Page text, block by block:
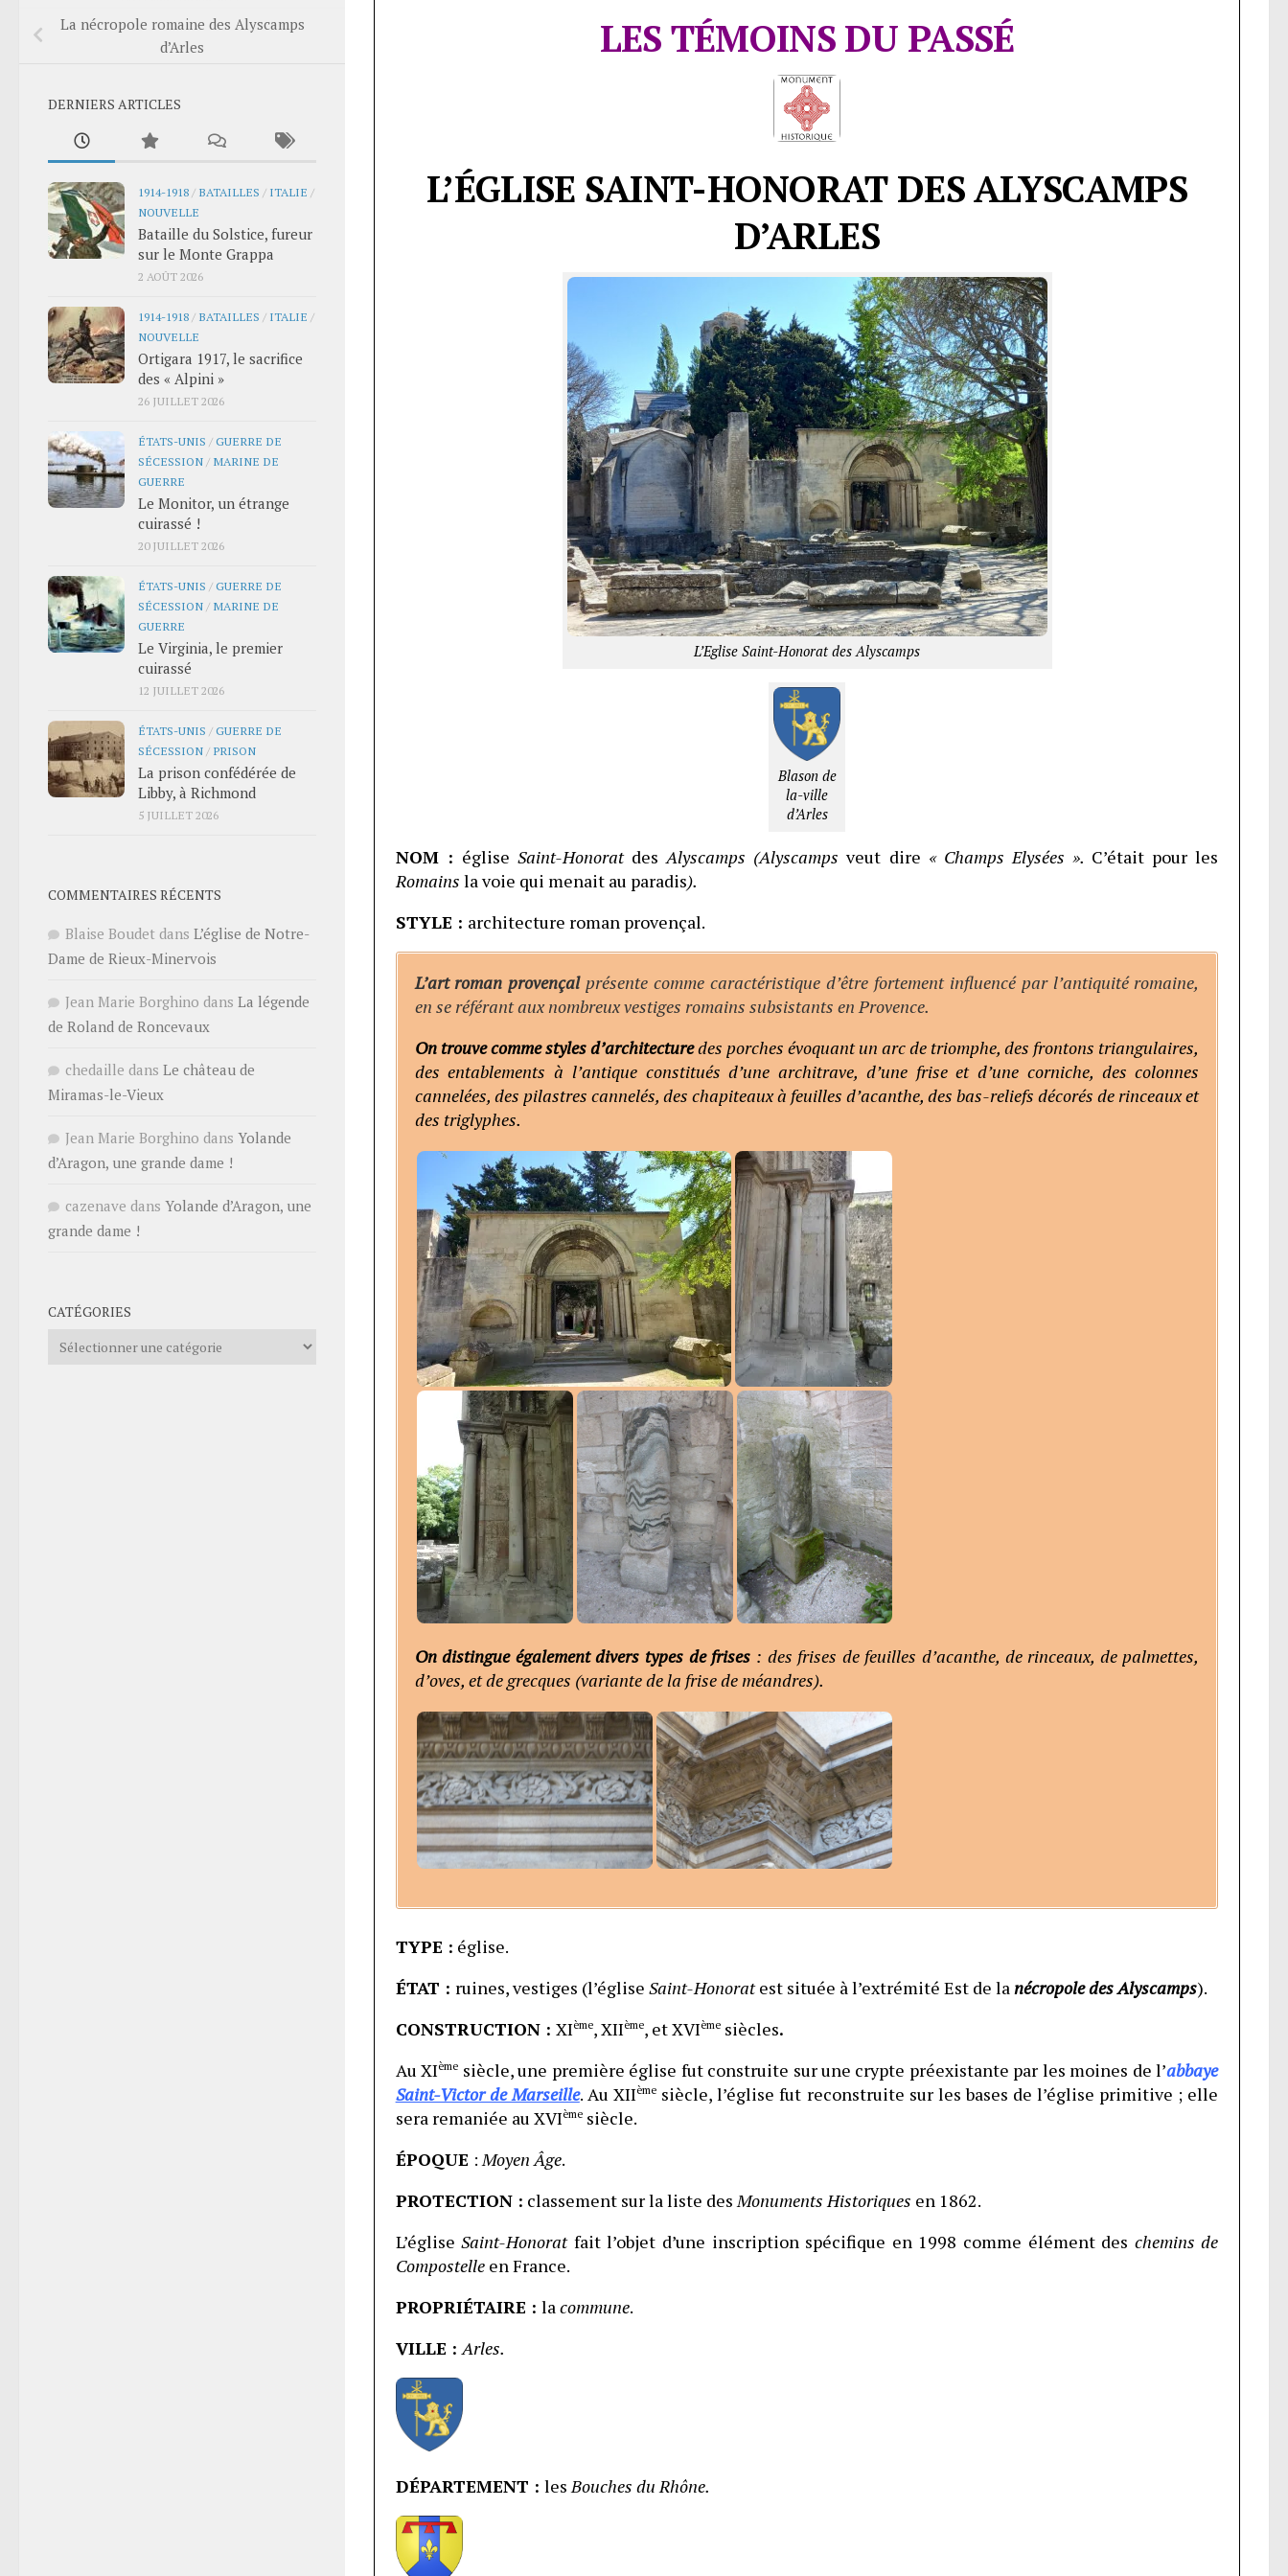
LES TÉMOINS DU PASSÉ
L’ÉGLISE SAINT-HONORAT DES ALYSCAMPS
D’ARLES
L’Eglise Saint-Honorat des Alyscamps
Blason de
la-ville
d’Arles
NOM : église Saint-Honorat desAlyscamps (Alyscamps veut dire « Champs Elysées ». C’était pour les
Romains la voie qui menait au paradis).
STYLE : architecture roman provençal.
L’art roman provençalprésente comme caractéristique d’être fortement influencé par l’antiquité romaine,
en se référant aux nombreux vestiges romains subsistants en Provence.
On trouve comme styles d’architecturedes porches évoquant un arc de triomphe, des frontons triangulaires,
des entablements à l’antique constitués d’une architrave, d’une frise et d’une corniche, des colonnes
cannelées, des pilastres cannelés, des chapiteaux à feuilles d’acanthe, des bas-reliefs décorés de rinceaux et
des triglyphes.
On distingue également divers types de frises : des frises de feuilles d’acanthe, de rinceaux, de palmettes,
d’oves, et de grecques (variante de la frise de méandres).
TYPE : église.
ÉTAT : ruines, vestiges (l’église Saint-Honoratest située à l’extrémité Est de lanécropole des Alyscamps).
CONSTRUCTION : XIème, XIIème, et XVIèmesiècles.
Au XIème siècle, une première église fut construite sur une crypte préexistante par les moines de l’abbaye
Saint-Victor de Marseille. Au XIIème siècle, l’église fut reconstruite sur les bases de l’église primitive ; elle
sera remaniée au XVIèmesiècle.
ÉPOQUE :Moyen Âge.
PROTECTION : classement sur la liste desMonuments Historiques en 1862.
L’égliseSaint-Honoratfait l’objet d’une inscription spécifique en 1998 comme élément des chemins de
Compostelleen France.
PROPRIÉTAIRE : lacommune.
VILLE :Arles.
DÉPARTEMENT : lesBouches du Rhône.
La nécropole romaine des Alyscamps
d’Arles
DERNIERS ARTICLES
1914-1918 / BATAILLES / ITALIE /
NOUVELLE
Bataille du Solstice, fureur
sur le Monte Grappa
2 AOÛT 2026
1914-1918 / BATAILLES / ITALIE /
NOUVELLE
Ortigara 1917, le sacrifice
des « Alpini »
26 JUILLET 2026
ÉTATS-UNIS /GUERRE DE
SÉCESSION / MARINE DE
GUERRE
Le Monitor, un étrange
cuirassé !
20 JUILLET 2026
ÉTATS-UNIS /GUERRE DE
SÉCESSION / MARINE DE
GUERRE
Le Virginia, le premier
cuirassé
12 JUILLET 2026
ÉTATS-UNIS /GUERRE DE
SÉCESSION / PRISON
La prison confédérée de
Libby, à Richmond
5 JUILLET 2026
COMMENTAIRES RÉCENTS
Blaise Boudet dans L’église de Notre-
Dame de Rieux-Minervois
Jean Marie Borghino dans La légende
de Roland de Roncevaux
chedaille dans Le château de
Miramas-le-Vieux
Jean Marie Borghino dans Yolande
d’Aragon, une grande dame !
cazenave dans Yolande d’Aragon, une
grande dame !
CATÉGORIES
Catégories